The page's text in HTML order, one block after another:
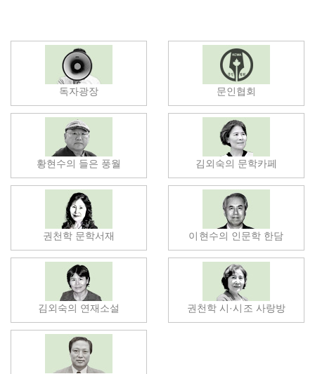
독자광장 문인협회
황현수의 들은 풍월 김외숙의 문학카페
권천학 문학서재 이현수의 인문학 한담
김외숙의 연재소설 권천학 시·시조 사랑방